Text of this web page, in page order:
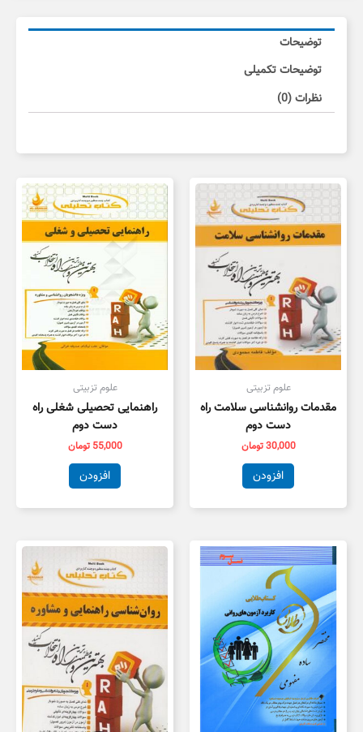
توضیحات
توضیحات تکمیلی
نظرات (0)
علوم تزبیتی
مقدمات روانشناسی سلامت راه
دست دوم
30,000تومان
افزودن
علوم تزبیتی
راهنمایی تحصیلی شغلی راه
دست دوم
55,000 تومان
افزودن